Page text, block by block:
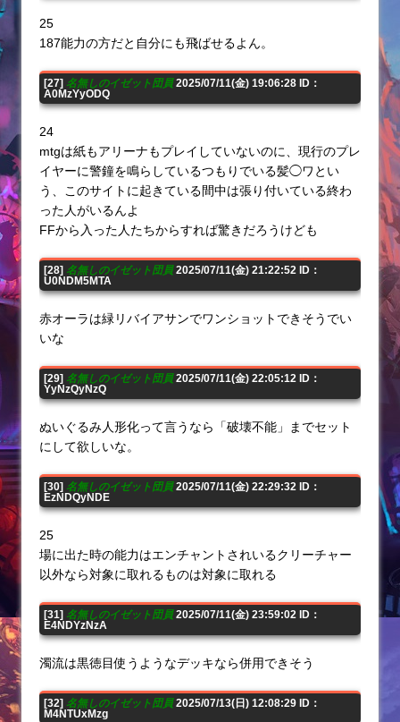
25
187能力の方だと自分にも飛ばせるよん。
[27] 名無しのイゼット団員2025/07/11(金) 19:06:28 ID：
A0MzYyODQ
24
mtgは紙もアリーナもプレイしていないのに、現行のプレ
イヤーに警鐘を鳴らしているつもりでいる髪◯ワとい
う、このサイトに起きている間中は張り付いている終わ
った人がいるんよ
FFから入った人たちからすれば驚きだろうけども
[28] 名無しのイゼット団員2025/07/11(金) 21:22:52 ID：
U0NDM5MTA
赤オーラは緑リバイアサンでワンショットできそうでい
いな
[29] 名無しのイゼット団員2025/07/11(金) 22:05:12 ID：
YyNzQyNzQ
ぬいぐるみ人形化って言うなら「破壊不能」までセット
にして欲しいな。
[30] 名無しのイゼット団員2025/07/11(金) 22:29:32 ID：
EzNDQyNDE
25
場に出た時の能力はエンチャントされいるクリーチャー
以外なら対象に取れるものは対象に取れる
[31] 名無しのイゼット団員2025/07/11(金) 23:59:02 ID：
E4NDYzNzA
濁流は黒徳目使うようなデッキなら併用できそう
[32] 名無しのイゼット団員2025/07/13(日) 12:08:29 ID：
M4NTUxMzg